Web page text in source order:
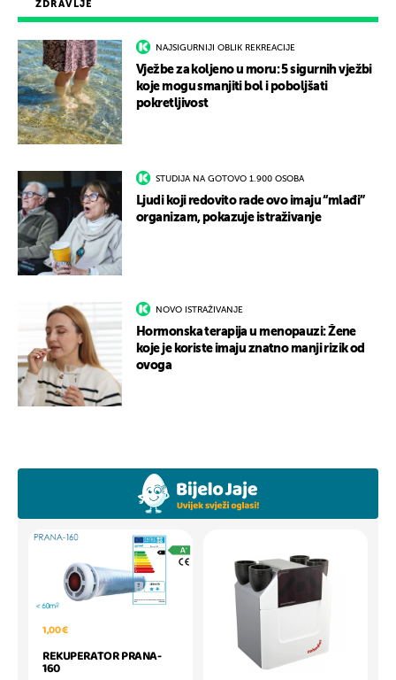
ZDRAVLJE
NAJSIGURNIJI OBLIK REKREACIJE
Vježbe za koljeno u moru: 5 sigurnih vježbi
koje mogu smanjiti bol i poboljšati
pokretljivost
STUDIJA NA GOTOVO 1.900 OSOBA
Ljudi koji redovito rade ovo imaju “mlađi”
organizam, pokazuje istraživanje
NOVO ISTRAŽIVANJE
Hormonska terapija u menopauzi: Žene
koje je koriste imaju znatno manji rizik od
ovoga
1,00 €
REKUPERATOR PRANA-
160